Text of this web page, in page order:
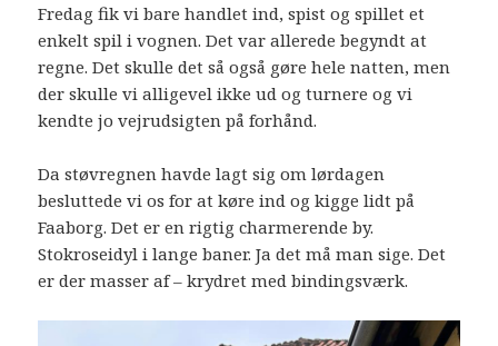
Fredag fik vi bare handlet ind, spist og spillet et
enkelt spil i vognen. Det var allerede begyndt at
regne. Det skulle det så også gøre hele natten, men
der skulle vi alligevel ikke ud og turnere og vi
kendte jo vejrudsigten på forhånd.
Da støvregnen havde lagt sig om lørdagen
besluttede vi os for at køre ind og kigge lidt på
Faaborg. Det er en rigtig charmerende by.
Stokroseidyl i lange baner. Ja det må man sige. Det
er der masser af – krydret med bindingsværk.